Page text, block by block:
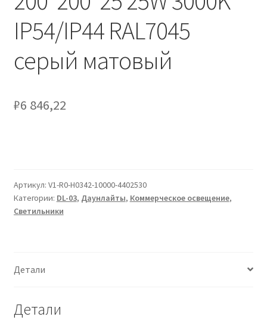
Сертификаты
Таблица выбора вводного щитка
IP54/IP44 RAL7045
серый матовый
₽6 846,22
Артикул: V1-R0-H0342-10000-4402530
Категории: DL-03, Даунлайты, Коммерческое освещение,
Светильники
Детали
Детали